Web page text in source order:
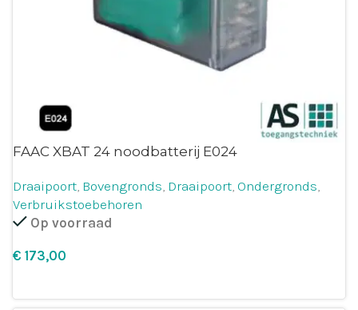
FAAC XBAT 24 noodbatterij E024
Draaipoort, Bovengronds, Draaipoort, Ondergronds,
Verbruikstoebehoren
Op voorraad
€